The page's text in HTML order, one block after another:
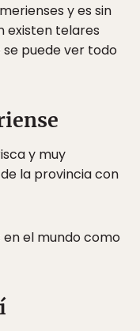
y es sin
existen telares
puede ver todo
y muy
la provincia con
el mundo como